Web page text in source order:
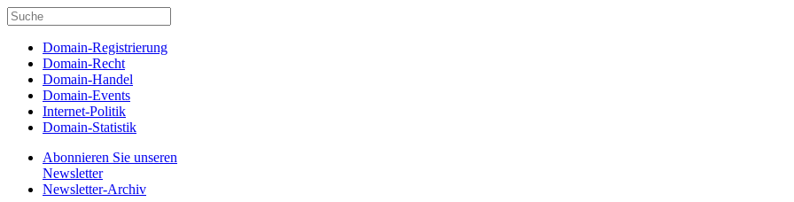
Domain-Registrierung
Domain-Recht
Domain-Handel
Domain-Events
Internet-Politik
Domain-Statistik
Abonnieren Sie unseren
Newsletter
Newsletter-Archiv